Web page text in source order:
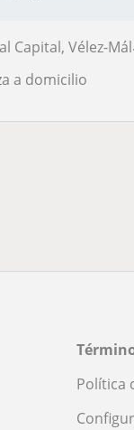
Capital, Vélez-Málaga
a domicilio
Política